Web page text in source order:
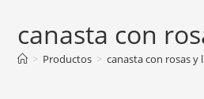
canasta con
> Productos > canasta con rosas y